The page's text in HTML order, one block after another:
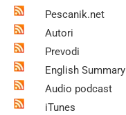
Pescanik.net
Autori
Prevodi
English Summary
Audio podcast
iTunes